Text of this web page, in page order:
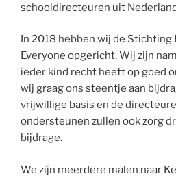
schooldirecteuren uit
In 2018 hebben wij de Stichting
Everyone opgericht. Wij zijn
ieder kind recht heeft op goed
wij graag ons steentje aan
vrijwillige basis en de
ondersteunen zullen ook zorg
bijdrage.
We zijn meerdere malen naar